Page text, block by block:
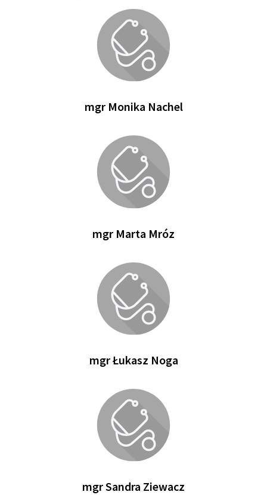
mgr Monika Nachel
mgr Marta Mróz
mgr Łukasz Noga
mgr Sandra Ziewacz